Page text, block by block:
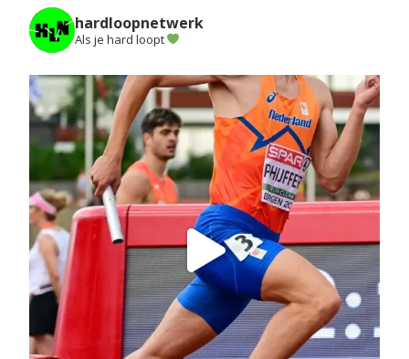
hardloopnetwerk
Als je hard loopt